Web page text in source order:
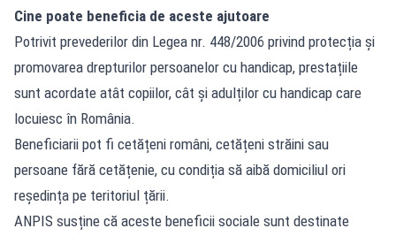
Cine poate beneficia de aceste ajutoare
Potrivit prevederilor din Legea nr. 448/2006 privind protecția și
promovarea drepturilor persoanelor cu handicap, prestațiile
sunt acordate atât copiilor, cât și adulților cu handicap care
locuiesc în România.
Beneficiarii pot fi cetățeni români, cetățeni străini sau
persoane fără cetățenie, cu condiția să aibă domiciliul ori
reședința pe teritoriul țării.
ANPIS susține că aceste beneficii sociale sunt destinate